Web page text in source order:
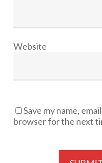
Website
Save my name,
browser for the next